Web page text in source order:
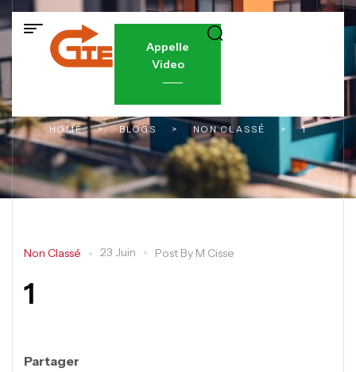
Appelle
Video
HOME > BLOGS > NON CLASSÉ > 1
Non Classé 23 Juin Post By M Cisse
1
Partager